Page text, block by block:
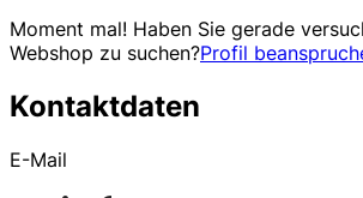
Moment mal! Haben Sie gerade
Webshop zu suchen?Profil
Kontaktdaten
E-Mail